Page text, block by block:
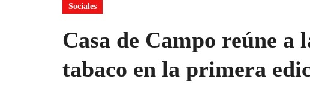
Sociales
Casa de Campo reúne
tabaco en la primera